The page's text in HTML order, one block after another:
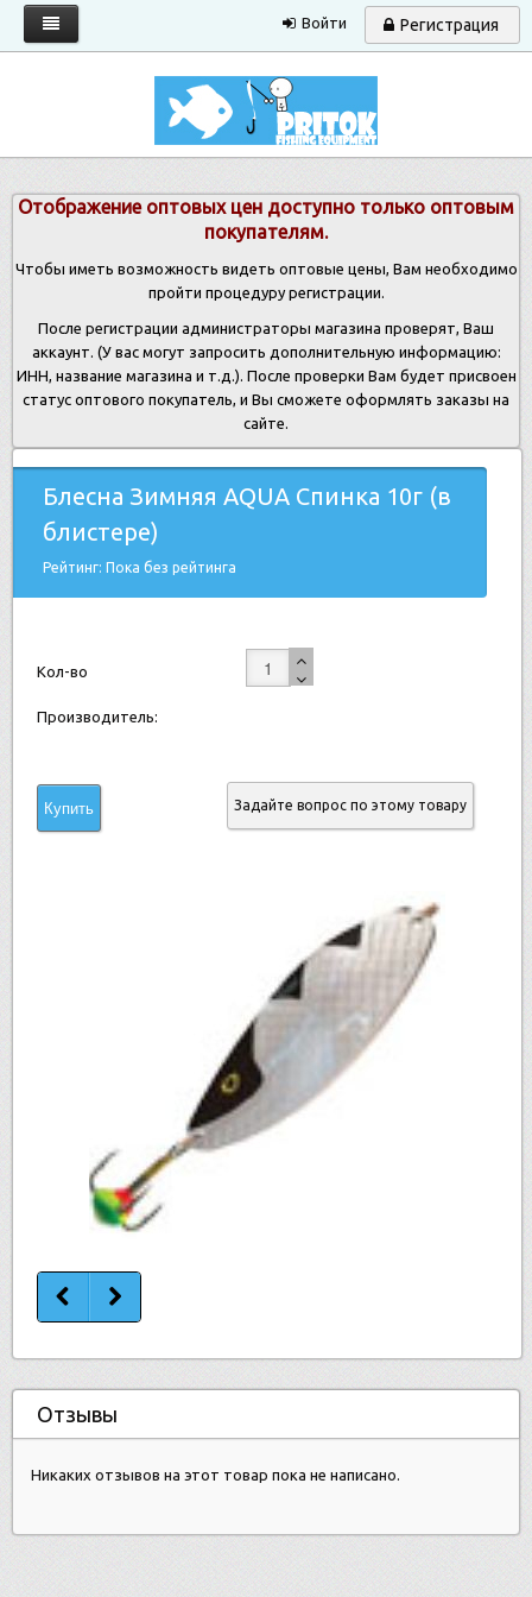
Войти Регистрация
Отображение оптовых цен доступно только оптовым
покупателям.
Чтобы иметь возможность видеть оптовые цены, Вам необходимо
пройти процедуру регистрации.
После регистрации администраторы магазина проверят, Ваш
аккаунт. (У вас могут запросить дополнительную информацию:
ИНН, название магазина и т.д.). После проверки Вам будет присвоен
статус оптового покупатель, и Вы сможете оформлять заказы на
сайте.
Блесна Зимняя AQUA Спинка 10г (в
блистере)
Рейтинг: Пока без рейтинга
Кол-во
Производитель:
Задайте вопрос по этому товару
Отзывы
Никаких отзывов на этот товар пока не написано.
Запрос прайса
Условия работы
Новости